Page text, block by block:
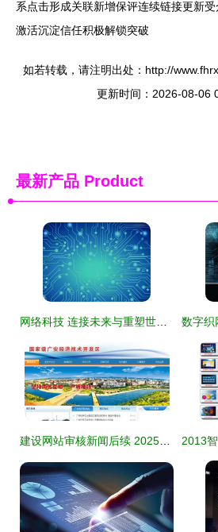
系点击形成关联新增保评连续链接更新
激活沉淀信任积极解锁突破
如若转载，请注明出处：http://
更新时间：2026-08-06
最新产品 Product
网络科技 连接未来与重塑世界的隐形力量
建设网站审核新闻后续 2025年1月追踪报道与审核指南更新